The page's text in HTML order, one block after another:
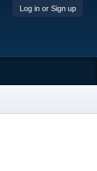
Log in or Sign up